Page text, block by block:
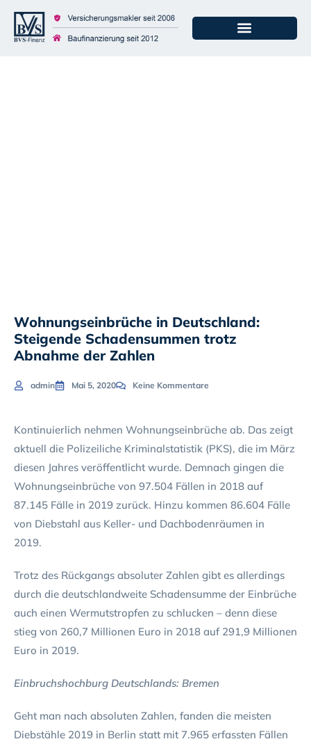
Wohnungseinbrüche in Deutschland:
Steigende Schadensummen trotz
Abnahme der Zahlen
admin Mai 5, 2020 Keine Kommentare
Kontinuierlich nehmen Wohnungseinbrüche ab. Das zeigt
aktuell die Polizeiliche Kriminalstatistik (PKS), die im März
diesen Jahres veröffentlicht wurde. Demnach gingen die
Wohnungseinbrüche von 97.504 Fällen in 2018 auf
87.145 Fälle in 2019 zurück. Hinzu kommen 86.604 Fälle
von Diebstahl aus Keller- und Dachbodenräumen in
2019.
Trotz des Rückgangs absoluter Zahlen gibt es allerdings
durch die deutschlandweite Schadensumme der Einbrüche
auch einen Wermutstropfen zu schlucken – denn diese
stieg von 260,7 Millionen Euro in 2018 auf 291,9 Millionen
Euro in 2019.
Einbruchshochburg Deutschlands: Bremen
Geht man nach absoluten Zahlen, fanden die meisten
Diebstähle 2019 in Berlin statt mit 7.965 erfassten Fällen